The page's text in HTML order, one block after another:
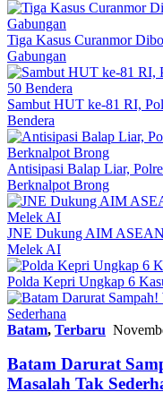
Tiga Kasus Curanmor
Gabungan
Sambut HUT ke-81 RI,
Bendera
Antisipasi Balap Liar,
Berknalpot Brong
JNE Dukung AIM
Melek AI
Polda Kepri Ungkap 6
Batam, Terbaru
Batam Darurat
Masalah Tak